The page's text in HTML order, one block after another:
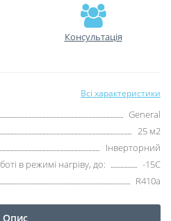
Консультація
Всі характеристики
General
25 м2
Інверторний
в режимі нагріву, до:
-15С
R410a
Опис